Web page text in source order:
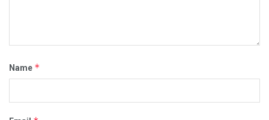
Name *